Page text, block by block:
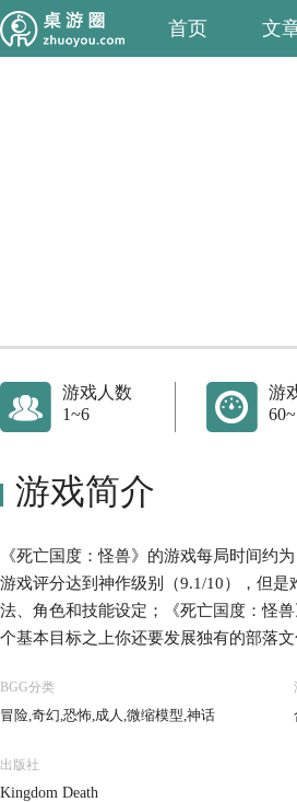
首页 文
游戏人数
1~6
游
游戏简介
《死亡国度：怪兽》的游戏每局时间约
游戏评分达到神作级别（9.1/10），但
法、角色和技能设定；《死亡国度：怪
个基本目标之上你还要发展独有的部落文
BGG分类
冒险,奇幻,恐怖,成人,微缩模型,神话
出版社
Kingdom Death